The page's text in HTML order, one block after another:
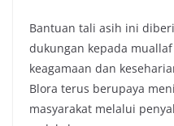
Bantuan tali asih ini
dukungan kepada
keagamaan dan
Blora terus berupaya
masyarakat melalui